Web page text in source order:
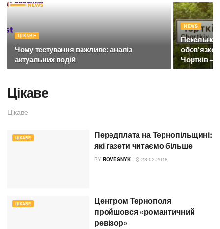
ЦІКАВЕ
Чому тестування важливе: аналіз
актуальних подій
NEWS
Пекельно-
Чортків —
Цікаве
Цікаве
ЦІКАВЕ
Передплата на Тернопільщині:
які газети читаємо більше
BY ROVESNYK 28.02.2018
ЦІКАВЕ
Центром Тернополя
пройшовся «романтичний
ревізор»